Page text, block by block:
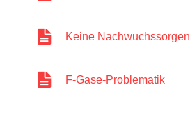
Keine Nachwuchssorgen
F-Gase-Problematik